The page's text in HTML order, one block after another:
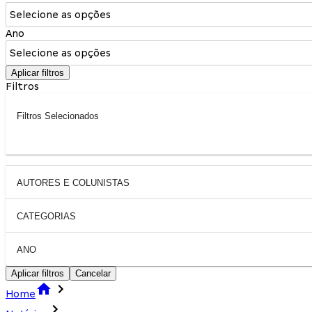
Selecione as opções
Ano
Selecione as opções
Aplicar filtros
Filtros
Filtros Selecionados
AUTORES E COLUNISTAS
CATEGORIAS
ANO
Aplicar filtros Cancelar
Home